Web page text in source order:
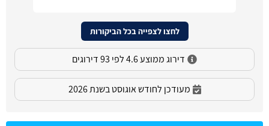
לחצו לצפייה בכל הביקורות
דירוג ממוצע 4.6 לפי 93 דירוגים
מעודכן לחודש אוגוסט בשנת 2026